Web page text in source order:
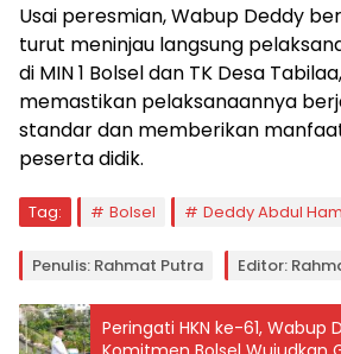
Usai peresmian, Wabup Deddy
turut meninjau langsung
di MIN 1 Bolsel dan TK Desa
memastikan pelaksanaannya
standar dan memberikan
peserta didik.
Tag: Bolsel Deddy Abdul
Penulis: Rahmat Putra Editor:
Peringati HKN ke-61, Wabup